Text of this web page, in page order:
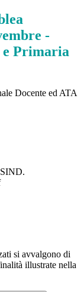
-
e Primaria
Docente ed ATA
si avvalgono di
illustrate nella